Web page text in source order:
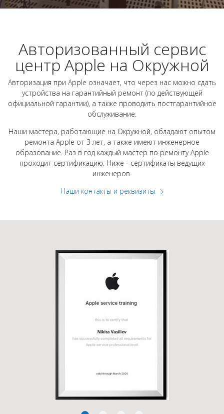
Авторизованный сервис
центр Apple на Окружной
Авторизация при Apple означает, что через нас можно сдать
устройства на гарантийный ремонт (по действующей
официальной гарантии), а также проводить постгарантийное
обслуживание.
Наши мастера, работающие на Окружной, обладают опытом
ремонта Apple от 3 лет, а также имеют инженерное
образование. Раз в год каждый мастер по ремонту Apple
проходит сертификацию. Ниже - сертификаты ведущих
инженеров.
Наши контакты и реквизиты